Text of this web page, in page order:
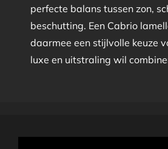
perfecte balans tussen zon,
beschutting. Een Cabrio
daarmee een stijlvolle keuze
luxe en uitstraling wil